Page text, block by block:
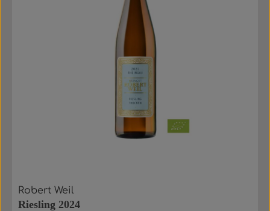
Robert Weil
Riesling 2024